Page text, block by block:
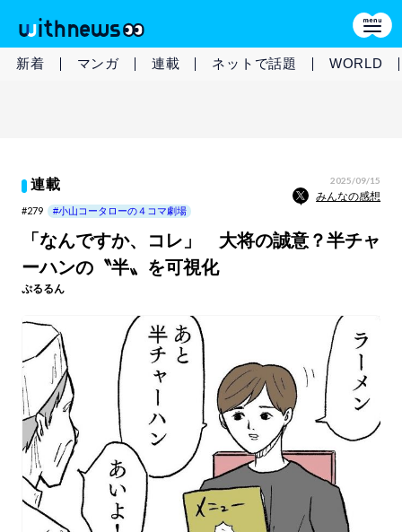
新着 マンガ 連載 ネットで話題 WORLD
連載 2025/09/15
みんなの感想
#279 #小山コータローの４コマ劇場
「なんですか、コレ」 大将の誠意？半チャ
ーハンの〝半〟を可視化
ぷるるん